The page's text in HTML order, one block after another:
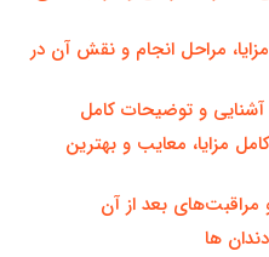
مراحل انجام و نقش آن در
و توضیحات کامل
مزایا، معایب و بهترین
مراقبت‌های بعد از آن
ها